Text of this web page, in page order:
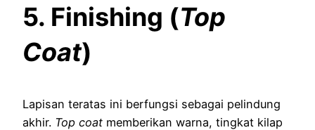
5. Finishing (Top
Coat)
Lapisan teratas ini berfungsi sebagai pelindung
akhir. Top coat memberikan warna, tingkat kilap